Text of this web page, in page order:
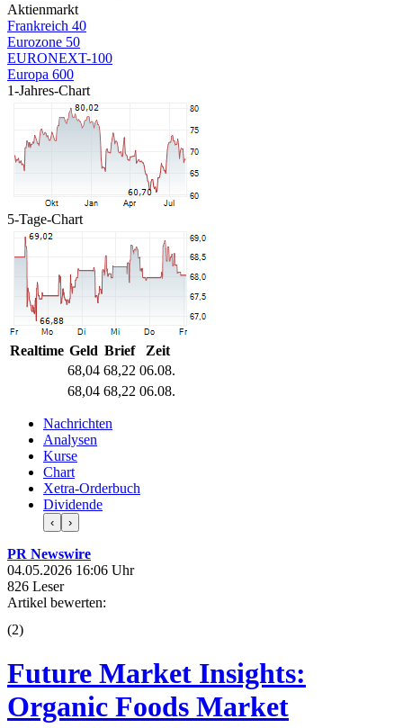
Aktienmarkt
Frankreich 40
Eurozone 50
EURONEXT-100
Europa 600
1-Jahres-Chart
5-Tage-Chart
Realtime Geld Brief
Zeit
68,04 68,22 06.08.
68,04 68,22 06.08.
Nachrichten
Analysen
Kurse
Chart
Xetra-Orderbuch
Dividende
‹ ›
PR Newswire
04.05.2026 16:06 Uhr
826 Leser
Artikel bewerten:
(2)
Future Market Insights:
Organic Foods Market